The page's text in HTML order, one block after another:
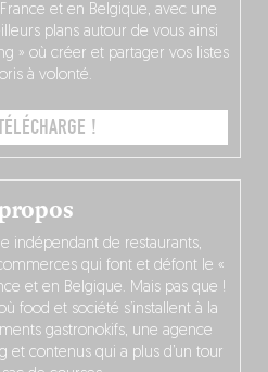
indépendant de restaurants,
qui font et défont le «
et en Belgique. Mais pas que !
food et société s’installent à la
gastronokifs, une agence
et contenus qui a plus d’un tour
et en Belgique, avec une
plans autour de vous ainsi
» où créer et partager vos listes
à volonté.
!